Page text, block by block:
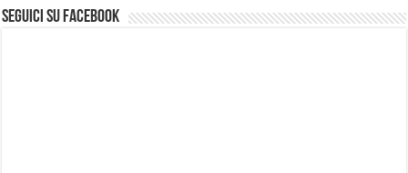
Seguici su Facebook